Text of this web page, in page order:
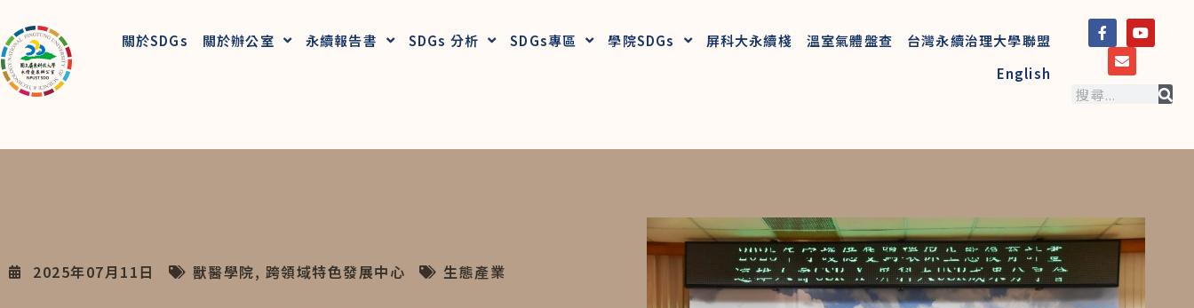
關於SDGs 關於辦公室 永續報告書 SDGs 分析 SDGs專區 學院SDGs 屏科大永續棧 溫室氣體盤查
台灣永續治理大學聯盟
English
2025年07月11日 獸醫學院, 跨領域特色發展中心 生態產業